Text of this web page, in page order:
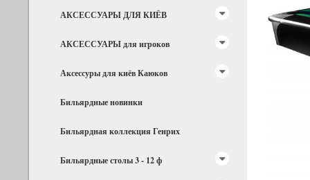
АКСЕССУАРЫ ДЛЯ КИЁВ
АКСЕССУАРЫ для игроков
Аксессуры для киёв Каюков
Бильярдные новинки
Бильярдная коллекция Генрих
Бильярдные столы 3 - 12 ф